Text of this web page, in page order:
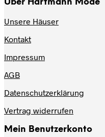
Über Hartmann Mode
Unsere Häuser
Kontakt
Impressum
AGB
Datenschutzerklärung
Vertrag widerrufen
Mein Benutzerkonto